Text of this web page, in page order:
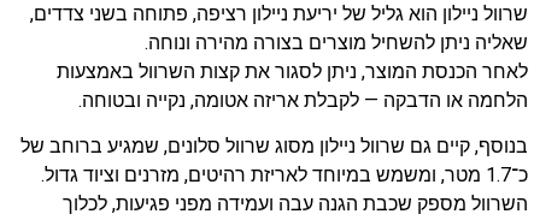
שרוול ניילון הוא גליל של יריעת ניילון רציפה, פתוחה בשני צדדים,
שאליה ניתן להשחיל מוצרים בצורה מהירה ונוחה.
לאחר הכנסת המוצר, ניתן לסגור את קצות השרוול באמצעות
הלחמה או הדבקה — לקבלת אריזה אטומה, נקייה ובטוחה.
בנוסף, קיים גם שרוול ניילון מסוג שרוול סלונים, שמגיע ברוחב של
כ־1.7 מטר, ומשמש במיוחד לאריזת רהיטים, מזרנים וציוד גדול.
השרוול מספק שכבת הגנה עבה ועמידה מפני פגיעות, לכלוך